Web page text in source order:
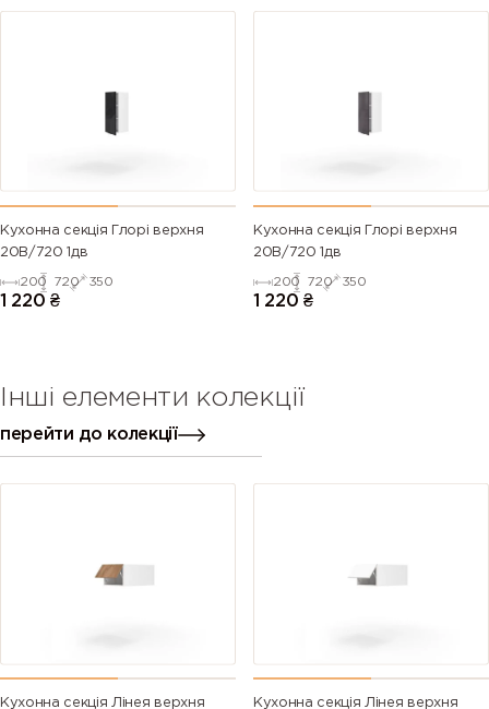
Кухонна секція Глорі верхня
20В/720 1дв
200 720 350
1 220 ₴
Кухонна секція Глорі верхня
20В/720 1дв
200 720 350
1 220 ₴
Інші елементи колекції
перейти до колекції
Кухонна секція Лінея верхня Кухонна секція Лінея верхня